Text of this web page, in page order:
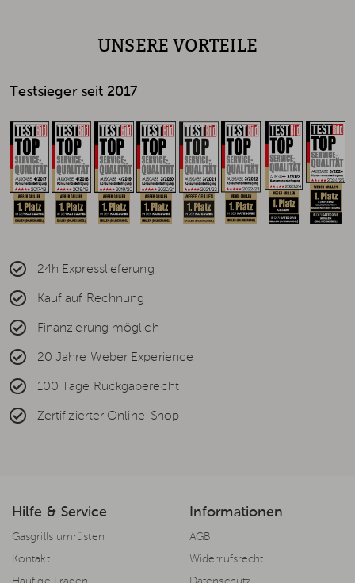
UNSERE VORTEILE
Testsieger seit 2017
24h Expresslieferung
Kauf auf Rechnung
Finanzierung möglich
20 Jahre Weber Experience
100 Tage Rückgaberecht
Zertifizierter Online-Shop
Hilfe & Service
Gasgrills umrüsten
Kontakt
Informationen
AGB
Widerrufsrecht